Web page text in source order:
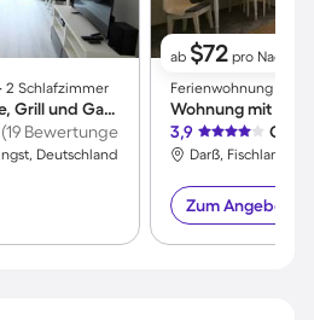
2 Schlafzimmer
Apartment mit Terrasse, Grill und Garten
(19 Bewertungen)
Deutschland
ab $72 pro Nacht
Ferienwohnung ∙ 4
Wohnung mit Grill
3,9
Gut
Darß, Fischland-
Zum Angebot